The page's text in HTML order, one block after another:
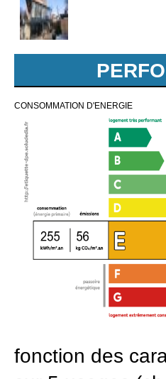
CONSOMMATION D'ENERGIE
fonction des